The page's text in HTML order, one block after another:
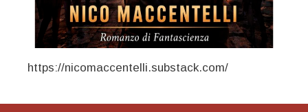
https://nicomaccentelli.substack.com/